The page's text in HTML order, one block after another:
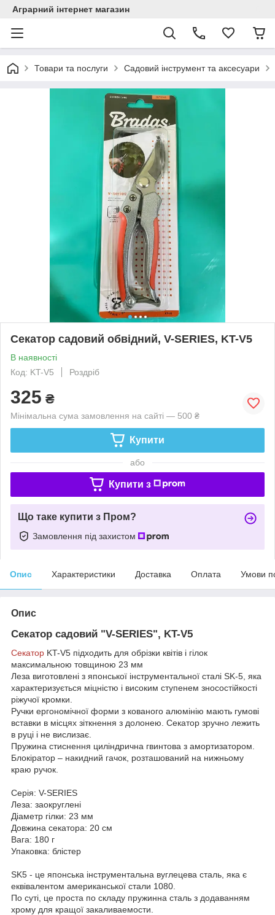
Аграрний інтернет магазин
Товари та послуги Садовий інструмент та аксесуари
Секатор садовий обвідний, V-SERIES, KT-V5
В наявності
Код: KT-V5
Роздріб
325 ₴
Мінімальна сума замовлення на сайті — 500 ₴
Купити
або
Купити з
Що таке купити з Пром?
Замовлення під захистом
Опис Характеристики Доставка Оплата Умови
Опис
Секатор садовий "V-SERIES", KT-V5
Секатор KT-V5 підходить для обрізки квітів і гілок
максимальною товщиною 23 мм
Леза виготовлені з японської інструментальної сталі SK-5, яка
характеризується міцністю і високим ступенем зносостійкості
ріжучої кромки.
Ручки ергономічної форми з кованого алюмінію мають гумові
вставки в місцях зіткнення з долонею. Секатор зручно лежить
в руці і не вислизає.
Пружина стиснення циліндрична гвинтова з амортизатором.
Блокіратор – накидний гачок, розташований на нижньому
краю ручок.
Серія: V-SERIES
Леза: заокруглені
Діаметр гілки: 23 мм
Довжина секатора: 20 см
Вага: 180 г
Упаковка: блістер
SK5 - це японська інструментальна вуглецева сталь, яка є
еквівалентом американської стали 1080.
По суті, це проста по складу пружинна сталь з додаванням
хрому для кращої закаливаемости.